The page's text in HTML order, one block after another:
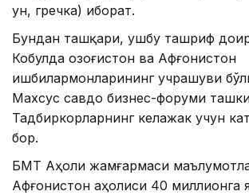
ун, гречка) иборат.
Бундан ташқари, ушбу ташриф
Кобулда Қозоғистон ва Афғонистон
ишбилармонларининг учрашуви
Махсус савдо бизнес-форуми
Тадбиркорларнинг келажак учун
бор.
БМТ Аҳоли жамғармаси
Афғонистон аҳолиси 40 миллионга